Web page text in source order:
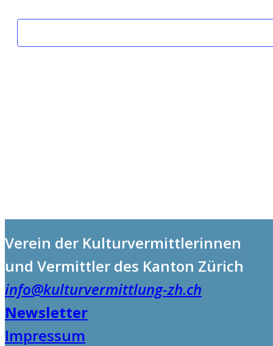
Verein der Kulturvermittlerinnen
und Vermittler des Kanton Zürich
info@kulturvermittlung-zh.ch
Newsletter
Impressum